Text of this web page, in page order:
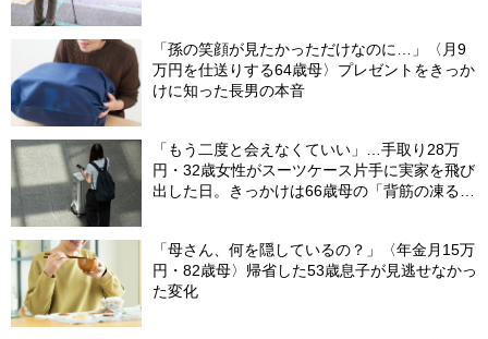
「孫の笑顔が見たかっただけなのに…」〈月9
万円を仕送りする64歳母〉プレゼントをきっか
けに知った長男の本音
「もう二度と会えなくていい」…手取り28万
円・32歳女性がスーツケース片手に実家を飛び
出した日。きっかけは66歳母の「背筋の凍る一
「母さん、何を隠しているの？」〈年金月15万
円・82歳母〉帰省した53歳息子が見逃せなかっ
た変化